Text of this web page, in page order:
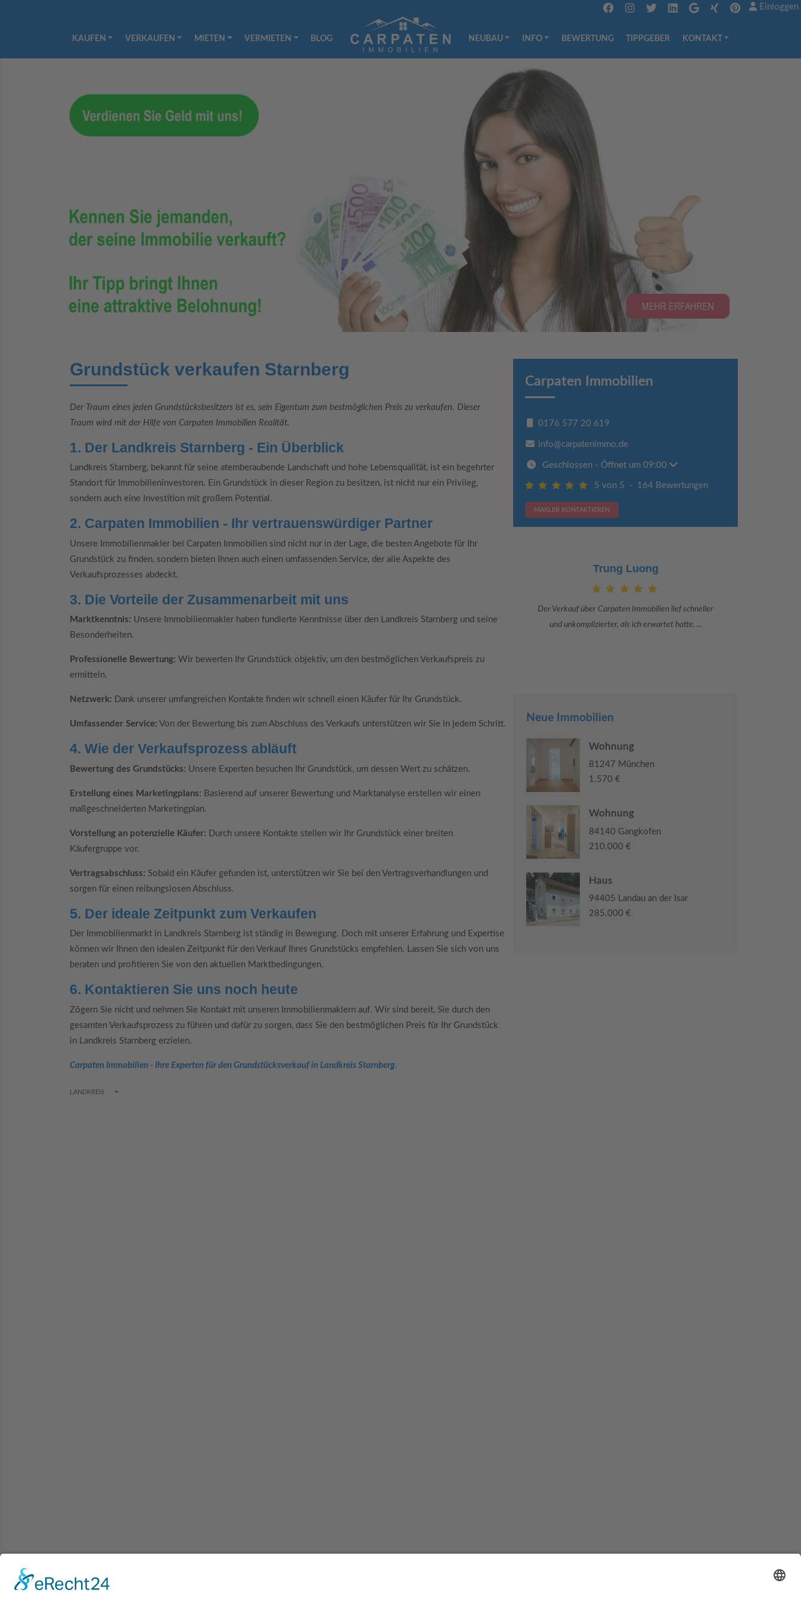
Einloggen
KAUFEN VERKAUFEN MIETEN VERMIETEN BLOG NEUBAU INFO BEWERTUNG TIPPGEBER KONTAKT
Grundstück verkaufen Starnberg
Der Traum eines jeden Grundstücksbesitzers ist es, sein Eigentum zum bestmöglichen Preis zu verkaufen. Dieser
Traum wird mit der Hilfe von Carpaten Immobilien Realität.
1. Der Landkreis Starnberg - Ein Überblick
Landkreis Starnberg, bekannt für seine atemberaubende Landschaft und hohe Lebensqualität, ist ein begehrter
Standort für Immobilieninvestoren. Ein Grundstück in dieser Region zu besitzen, ist nicht nur ein Privileg,
sondern auch eine Investition mit großem Potential.
2. Carpaten Immobilien - Ihr vertrauenswürdiger Partner
Unsere Immobilienmakler bei Carpaten Immobilien sind nicht nur in der Lage, die besten Angebote für Ihr
Grundstück zu finden, sondern bieten Ihnen auch einen umfassenden Service, der alle Aspekte des
Verkaufsprozesses abdeckt.
3. Die Vorteile der Zusammenarbeit mit uns
Marktkenntnis: Unsere Immobilienmakler haben fundierte Kenntnisse über den Landkreis Starnberg und seine
Besonderheiten.
Professionelle Bewertung: Wir bewerten Ihr Grundstück objektiv, um den bestmöglichen Verkaufspreis zu
ermitteln.
Netzwerk: Dank unserer umfangreichen Kontakte finden wir schnell einen Käufer für Ihr Grundstück.
Umfassender Service: Von der Bewertung bis zum Abschluss des Verkaufs unterstützen wir Sie in jedem Schritt.
4. Wie der Verkaufsprozess abläuft
Bewertung des Grundstücks: Unsere Experten besuchen Ihr Grundstück, um dessen Wert zu schätzen.
Erstellung eines Marketingplans: Basierend auf unserer Bewertung und Marktanalyse erstellen wir einen
maßgeschneiderten Marketingplan.
Vorstellung an potenzielle Käufer: Durch unsere Kontakte stellen wir Ihr Grundstück einer breiten
Käufergruppe vor.
Vertragsabschluss: Sobald ein Käufer gefunden ist, unterstützen wir Sie bei den Vertragsverhandlungen und
sorgen für einen reibungslosen Abschluss.
5. Der ideale Zeitpunkt zum Verkaufen
Der Immobilienmarkt in Landkreis Starnberg ist ständig in Bewegung. Doch mit unserer Erfahrung und Expertise
können wir Ihnen den idealen Zeitpunkt für den Verkauf Ihres Grundstücks empfehlen. Lassen Sie sich von uns
beraten und profitieren Sie von den aktuellen Marktbedingungen.
6. Kontaktieren Sie uns noch heute
Zögern Sie nicht und nehmen Sie Kontakt mit unseren Immobilienmaklern auf. Wir sind bereit, Sie durch den
gesamten Verkaufsprozess zu führen und dafür zu sorgen, dass Sie den bestmöglichen Preis für Ihr Grundstück
in Landkreis Starnberg erzielen.
Carpaten Immobilien - Ihre Experten für den Grundstücksverkauf in Landkreis Starnberg.
LANDKREIS TOGGLE DROPDOWN
Carpaten Immobilien
0176 577 20 619
info@carpatenimmo.de
Geschlossen - Öffnet um 09:00
5 von 5 - 164 Bewertungen
MAKLER KONTAKTIEREN
und unkomplizierter, als ich erwartet hatte. ...
Claudia Bergrath
Danke an Carpaten Immobilien und besonders an Frau
Adriana Sarca. Sie war viele Monate mehr als ...
Neue Immobilien
Wohnung
81247 München
1.570 €
Wohnung
84140 Gangkofen
210.000 €
Haus
94405 Landau an der Isar
285.000 €